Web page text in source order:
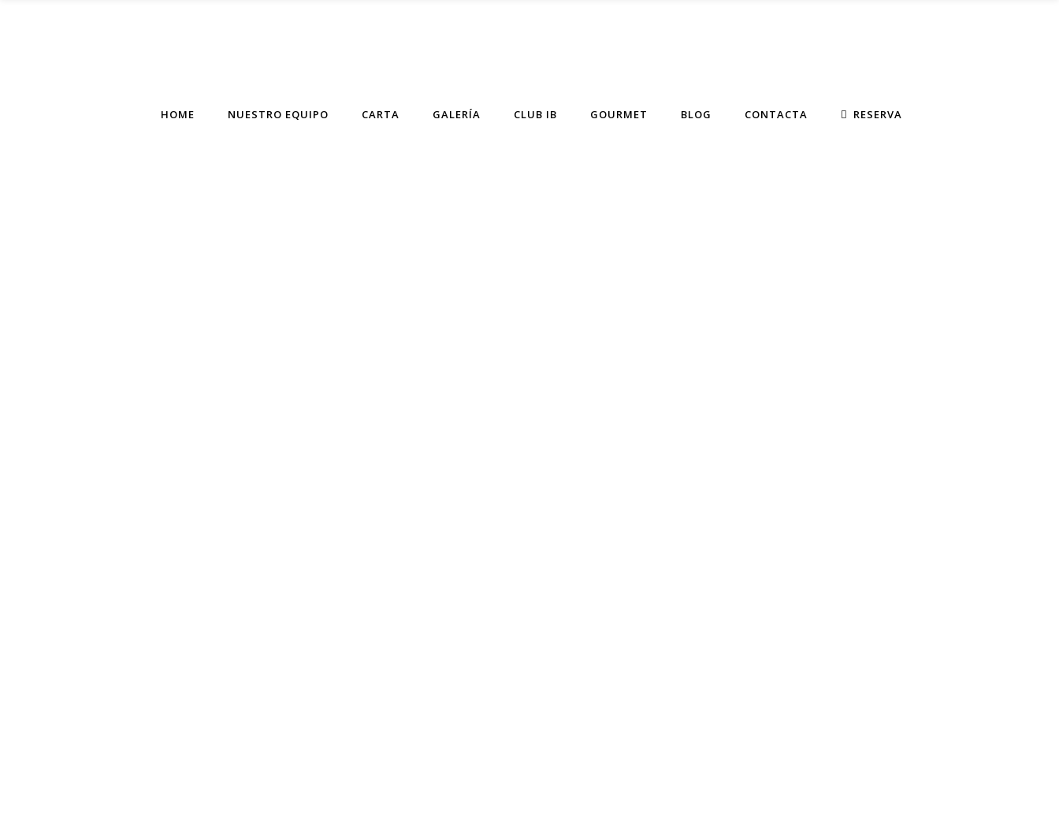
HOME NUESTRO EQUIPO CARTA GALERÍA CLUB IB GOURMET BLOG CONTACTA RESERVA